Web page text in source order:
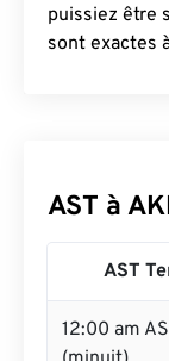
puissiez être
sont exactes
AST à
AST
12:00 am